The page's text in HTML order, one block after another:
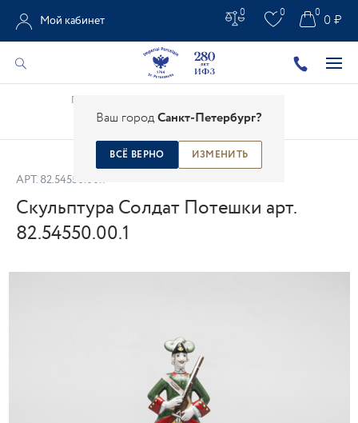
Ваш городСанкт-Петербург?
ВСЁ ВЕРНО ИЗМЕНИТЬ
Мой кабинет
0 0 0 ₽
0
Главная
Скульптура Солдат Потешки арт. 82.54550.00.1
АРТ. 82.54550.00.1
Скульптура Солдат Потешки арт.
82.54550.00.1